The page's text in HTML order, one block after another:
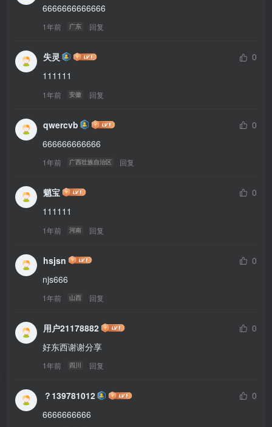
6666666666666
1年前 广东 回复
失灵
0
111111
1年前 安徽 回复
qwercvb
0
666666666666
1年前 广西壮族自治区 回复
魈宝
0
111111
1年前 河南 回复
hsjsn
0
njs666
1年前 山西 回复
用户21178882
0
好东西谢谢分享
1年前 四川 回复
？139781012
0
6666666666